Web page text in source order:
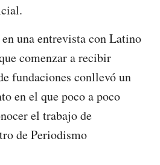
una entrevista con Latino
comenzar a recibir
fundaciones conllevó un
en el que poco a poco
el trabajo de
de Periodismo